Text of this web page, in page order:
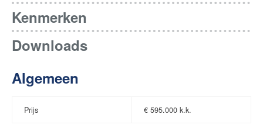
Kenmerken
Downloads
Algemeen
Prijs € 595.000 k.k.